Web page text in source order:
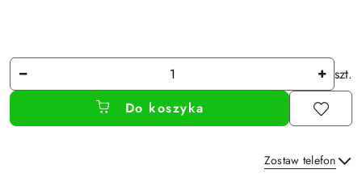
Ilość
szt.
Do koszyka
Zostaw telefon